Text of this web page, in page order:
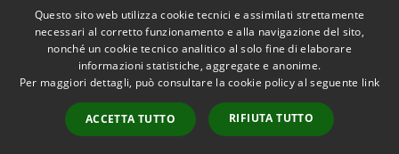
RSS
Accessibilità
Copyright © 2026 • Comune di
Gravina di Catania • Powered
byMunicipium
Accesso
redazione
Questo sito web utilizza cookie tecnici e assimilati strettamente
necessari al corretto funzionamento e alla navigazione del sito,
nonché un cookie tecnico analitico al solo fine di elaborare
informazioni statistiche, aggregate e anonime.
Per maggiori dettagli, può consultare la cookie policy al seguente link
ACCETTA TUTTO RIFIUTA TUTTO